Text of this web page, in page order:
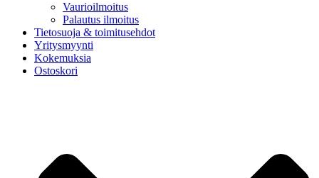
Vaurioilmoitus
Palautus ilmoitus
Tietosuoja & toimitusehdot
Yritysmyynti
Kokemuksia
Ostoskori